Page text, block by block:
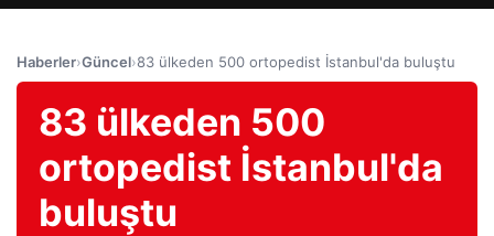
Haberler›Güncel›83 ülkeden 500 ortopedist İstanbul'da buluştu
83 ülkeden 500
ortopedist İstanbul'da
buluştu